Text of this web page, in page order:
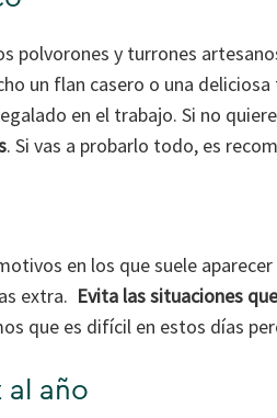
polvorones y turrones
un flan casero o una
en el trabajo. Si no
. Si vas a probarlo todo, es
en los que suele
extra. Evita las situaciones
que es difícil en estos días
al año